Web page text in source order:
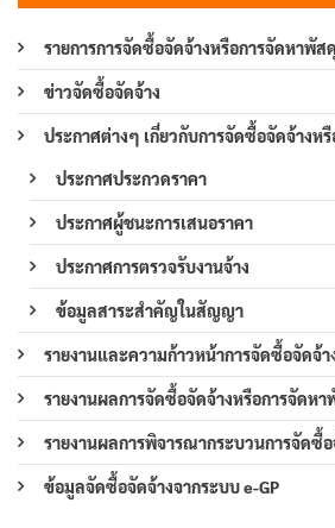
รายการการจัดซื้อจัดจ้างหรือการจัดหาพัสดุ
ข่าวจัดซื้อจัดจ้าง
ประกาศต่างๆ เกี่ยวกับการจัดซื้อจัดจ้างห
ประกาศประกวดราคา
ประกาศผู้ชนะการเสนอราคา
ประกาศการตรวจรับงานจ้าง
ข้อมูลสาระสำคัญในสัญญา
รายงานและความก้าวหน้าการจัดซื้อจัดจ้
รายงานผลการจัดซื้อจัดจ้างหรือการจัดห
รายงานผลการพิจารณากระบวนการจัดซื้อ
ข้อมูลจัดซื้อจัดจ้างจากระบบ e-GP